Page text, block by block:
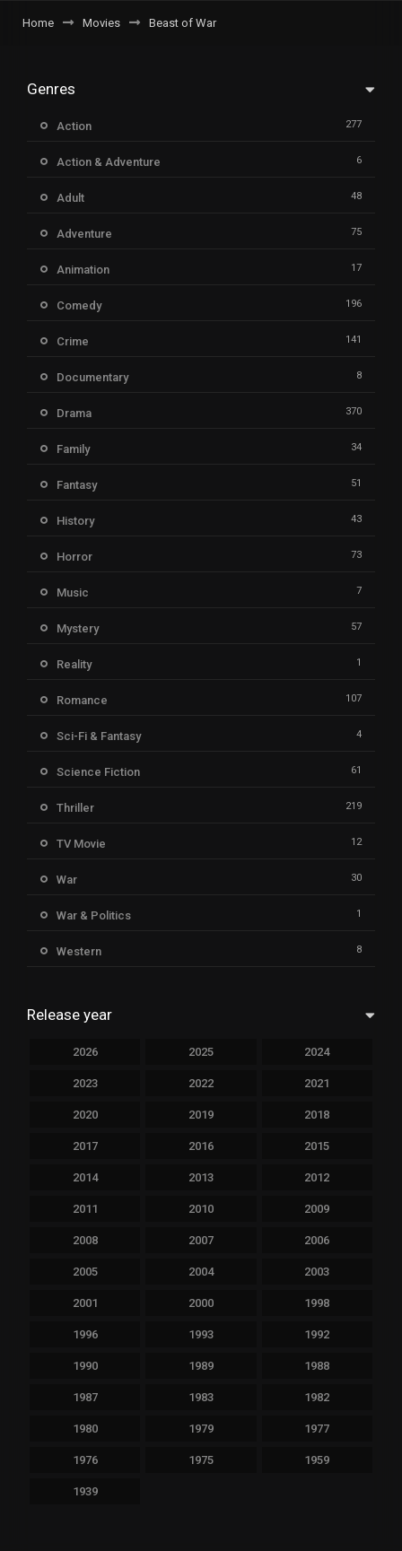
Home Movies Beast of War
Genres
Action 277
Action & Adventure 6
Adult 48
Adventure 75
Animation 17
Comedy 196
Crime 141
Documentary 8
Drama 370
Family 34
Fantasy 51
History 43
Horror 73
Music 7
Mystery 57
Reality 1
Romance 107
Sci-Fi & Fantasy 4
Science Fiction 61
Thriller 219
TV Movie 12
War 30
War & Politics 1
Western 8
Release year
2026 2025 2024
2023 2022 2021
2020 2019 2018
2017 2016 2015
2014 2013 2012
2011 2010 2009
2008 2007 2006
2005 2004 2003
2001 2000 1998
1996 1993 1992
1990 1989 1988
1987 1983 1982
1980 1979 1977
1976 1975 1959
1939